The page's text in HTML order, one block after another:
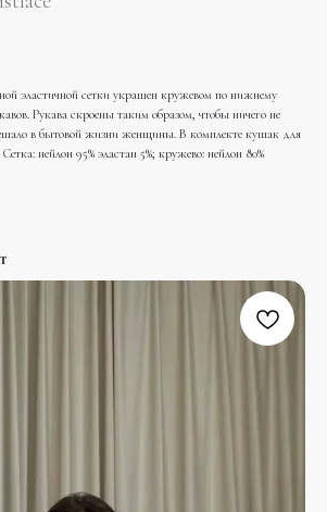
эластичной сетки украшен кружевом по нижнему
Рукава скроены таким образом, чтобы ничего не
в бытовой жизни женщины. В комплекте кушак для
нейлон 95% эластан 5%; кружево: нейлон 80%